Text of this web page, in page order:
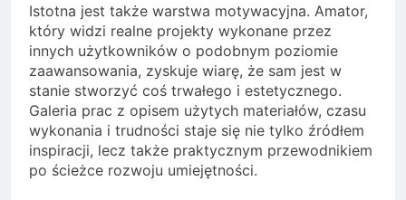
Istotna jest także warstwa motywacyjna. Amator,
który widzi realne projekty wykonane przez
innych użytkowników o podobnym poziomie
zaawansowania, zyskuje wiarę, że sam jest w
stanie stworzyć coś trwałego i estetycznego.
Galeria prac z opisem użytych materiałów, czasu
wykonania i trudności staje się nie tylko źródłem
inspiracji, lecz także praktycznym przewodnikiem
po ścieżce rozwoju umiejętności.